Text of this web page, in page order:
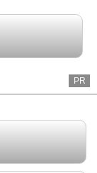
PR